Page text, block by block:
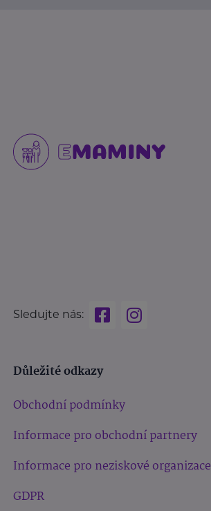
Sledujte nás:
Důležité odkazy
Obchodní podmínky
Informace pro obchodní partnery
Informace pro neziskové organizace
GDPR